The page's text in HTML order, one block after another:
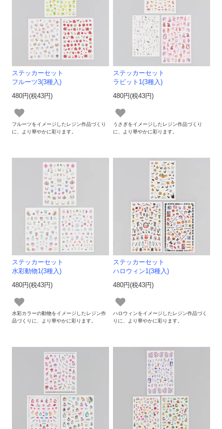
ステッカーセット
フルーツ3(3種入)
480円(税43円)
フルーツをイメージしたレジン作品づくり
に、より華やかに彩ります。
ステッカーセット
ラビット1(3種入)
480円(税43円)
うさぎをイメージしたレジン作品づくり
に、より華やかに彩ります。
ステッカーセット
水彩動物1(3種入)
480円(税43円)
水彩カラーの動物をイメージしたレジン作
品づくりに、より華やかに彩ります。
ステッカーセット
ハロウィン1(3種入)
480円(税43円)
ハロウィンをイメージしたレジン作品づく
りに、より華やかに彩ります。